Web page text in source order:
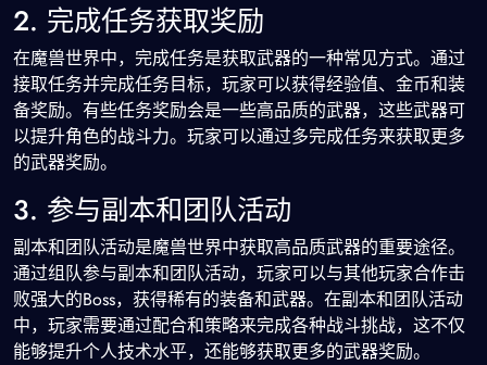
2. 完成任务获取奖励
在魔兽世界中，完成任务是获取武器的一种常见方式。通过
接取任务并完成任务目标，玩家可以获得经验值、金币和装
备奖励。有些任务奖励会是一些高品质的武器，这些武器可
以提升角色的战斗力。玩家可以通过多完成任务来获取更多
的武器奖励。
3. 参与副本和团队活动
副本和团队活动是魔兽世界中获取高品质武器的重要途径。
通过组队参与副本和团队活动，玩家可以与其他玩家合作击
败强大的Boss，获得稀有的装备和武器。在副本和团队活动
中，玩家需要通过配合和策略来完成各种战斗挑战，这不仅
能够提升个人技术水平，还能够获取更多的武器奖励。